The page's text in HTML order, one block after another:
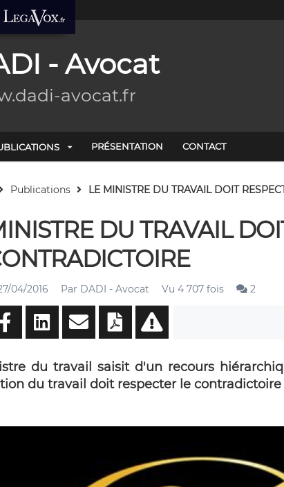
- Avocat
avocat.fr
PRÉSENTATION CONTACT
Publications LE MINISTRE DU TRAVAIL DOIT
DU TRAVAIL
04/2016 Par DADI - Avocat Vu 4 707 fois 2
du travail saisit d'un recours
du travail doit respecter le contradictoire